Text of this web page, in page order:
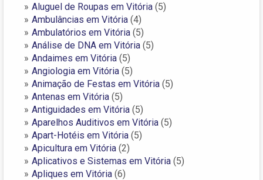
Aluguel de Roupas em Vitória (5)
Ambulâncias em Vitória (4)
Ambulatórios em Vitória (5)
Análise de DNA em Vitória (5)
Andaimes em Vitória (5)
Angiologia em Vitória (5)
Animação de Festas em Vitória (5)
Antenas em Vitória (5)
Antiguidades em Vitória (5)
Aparelhos Auditivos em Vitória (5)
Apart-Hotéis em Vitória (5)
Apicultura em Vitória (2)
Aplicativos e Sistemas em Vitória (5)
Apliques em Vitória (6)